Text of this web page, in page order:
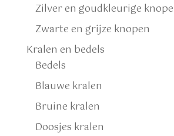
Zilver en goudkleurige
Zwarte en grijze knopen
Kralen en bedels
Bedels
Blauwe kralen
Bruine kralen
Doosjes kralen